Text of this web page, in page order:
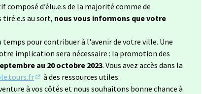
d’élu.e.s de la majorité comme de
tiré.e.s au sort, nous vous informons que votre
temps pour contribuer à l'avenir de votre ville. Une
implication sera nécessaire : la promotion des
au 20 octobre 2023. Vous avez accès dans la
(S'ouvre dans un nouvel onglet)
à des ressources utiles.
à vos côtés et nous souhaitons bonne chance à